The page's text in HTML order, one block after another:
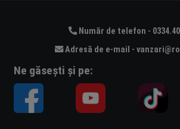
Număr de telefon -
Adresă de e-mail -
Ne găsești și pe: